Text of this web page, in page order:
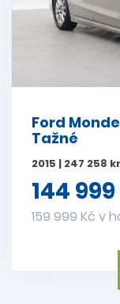
Ford
Tažné
2015 | 247 258
144
159 999 Kč v